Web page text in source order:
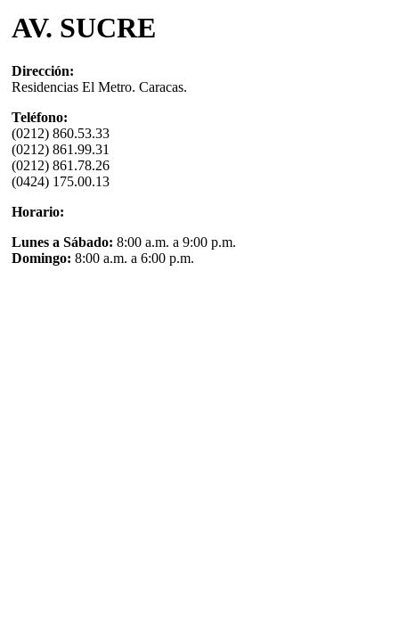
AV. SUCRE
Dirección:
Residencias El Metro. Caracas.
Teléfono:
(0212) 860.53.33
(0212) 861.99.31
(0212) 861.78.26
(0424) 175.00.13
Horario:
Lunes a Sábado: 8:00 a.m. a 9:00 p.m.
Domingo: 8:00 a.m. a 6:00 p.m.